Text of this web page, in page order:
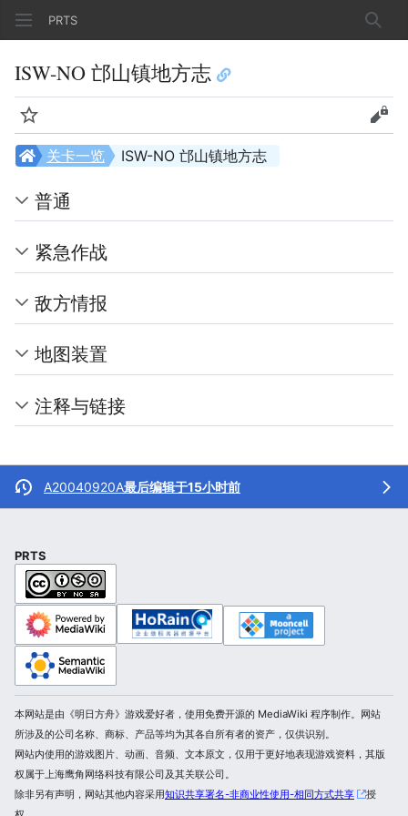
PRTS 搜索
ISW-NO 邙山镇地方志
监视 查看
ISW-NO 邙山镇地方志
关卡一览
普通
紧急作战
敌方情报
地图装置
注释与链接
A20040920A最后编辑于15小时前
PRTS
本网站是由《明日方舟》游戏爱好者，使用免费开源的 MediaWiki 程序制作。网站
所涉及的公司名称、商标、产品等均为其各自所有者的资产，仅供识别。
网站内使用的游戏图片、动画、音频、文本原文，仅用于更好地表现游戏资料，其版
权属于上海鹰角网络科技有限公司及其关联公司。
除非另有声明，网站其他内容采用知识共享署名-非商业性使用-相同方式共享
授